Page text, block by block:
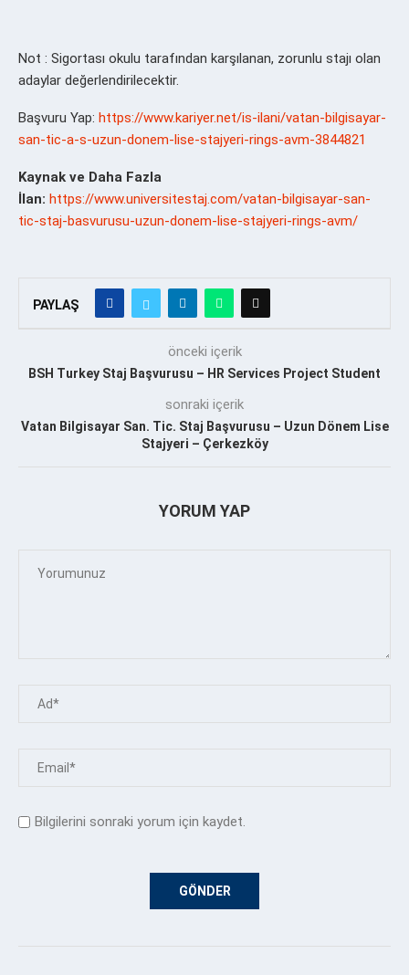
Not : Sigortası okulu tarafından karşılanan, zorunlu stajı olan
adaylar değerlendirilecektir.
Başvuru Yap: https://www.kariyer.net/is-ilani/vatan-bilgisayar-
san-tic-a-s-uzun-donem-lise-stajyeri-rings-avm-3844821
Kaynak ve Daha Fazla
İlan: https://www.universitestaj.com/vatan-bilgisayar-san-
tic-staj-basvurusu-uzun-donem-lise-stajyeri-rings-avm/
PAYLAŞ
önceki içerik
BSH Turkey Staj Başvurusu – HR Services Project Student
sonraki içerik
Vatan Bilgisayar San. Tic. Staj Başvurusu – Uzun Dönem Lise
Stajyeri – Çerkezköy
YORUM YAP
Bilgilerini sonraki yorum için kaydet.